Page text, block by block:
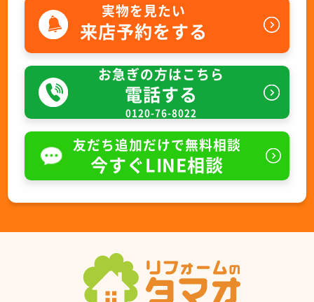
実物を見たい
来店予約をする
お急ぎの方はこちら
電話する
0120-76-8022
友だち追加だけで無料相談
今すぐLINE相談